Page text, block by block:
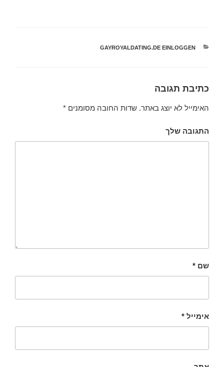
קטגוריות
GAYROYALDATING.DE EINLOGGEN
כתיבת תגובה
האימייל לא יוצג באתר. שדות החובה מסומנים *
התגובה שלך
שם *
אימייל *